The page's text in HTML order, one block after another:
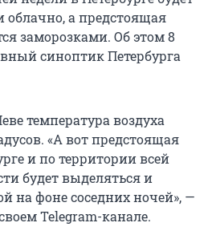
облачно, а предстоящая
заморозками. Об этом 8
синоптик Петербурга
температура воздуха
«А вот предстоящая
и по территории всей
будет выделяться и
на фоне соседних ночей», —
Telegram-канале.